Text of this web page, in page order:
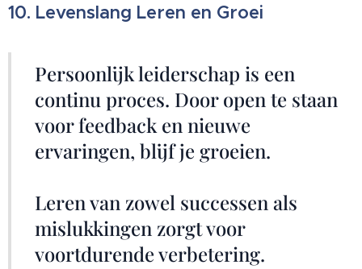
10. Levenslang Leren en Groei
Persoonlijk leiderschap is een
continu proces. Door open te staan
voor feedback en nieuwe
ervaringen, blijf je groeien.
Leren van zowel successen als
mislukkingen zorgt voor
voortdurende verbetering.